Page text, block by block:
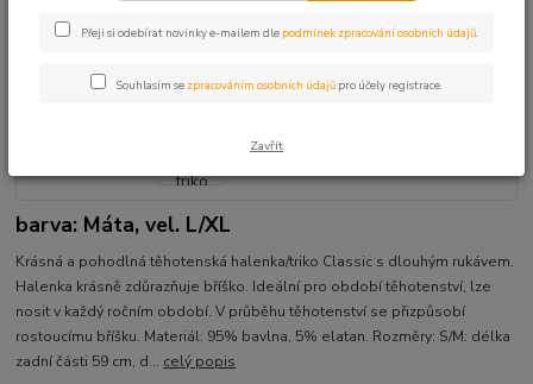
ELLIS - máta
barva: Máta, vel. L/XL
Krásná a pohodlná těhotenská halenka/triko Classic s dlouhým rukávem.
Halenka krásně zdůrazňuje bříško. Ideální pro období těhotenství, lze
nosit v každý ročním období. V průběhu těhotenství se přizpůsobí
rostoucímu bříšku. Materiál: 95% bavlna, 5% elatan. Rozměry: S/M: délka
zadní části 59 cm, d... celý popis
Přeji si odebírat novinky e-mailem dle podmínek zpracování osobních údajů.
Souhlasím se zpracováním osobních údajů pro účely registrace.
Zavřít